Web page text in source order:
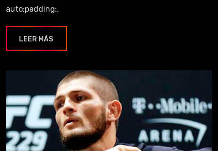
auto;padding:.
LEER MÁS